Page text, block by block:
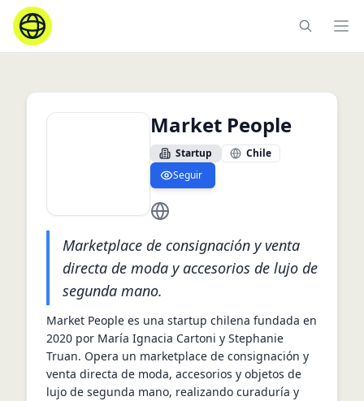
Market People
Startup
Chile
Seguir
https://www.emarketpeople.com/
Marketplace de consignación y venta
directa de moda y accesorios de lujo de
segunda mano.
Market People es una startup chilena fundada en
2020 por María Ignacia Cartoni y Stephanie
Truan. Opera un marketplace de consignación y
venta directa de moda, accesorios y objetos de
lujo de segunda mano, realizando curaduría y